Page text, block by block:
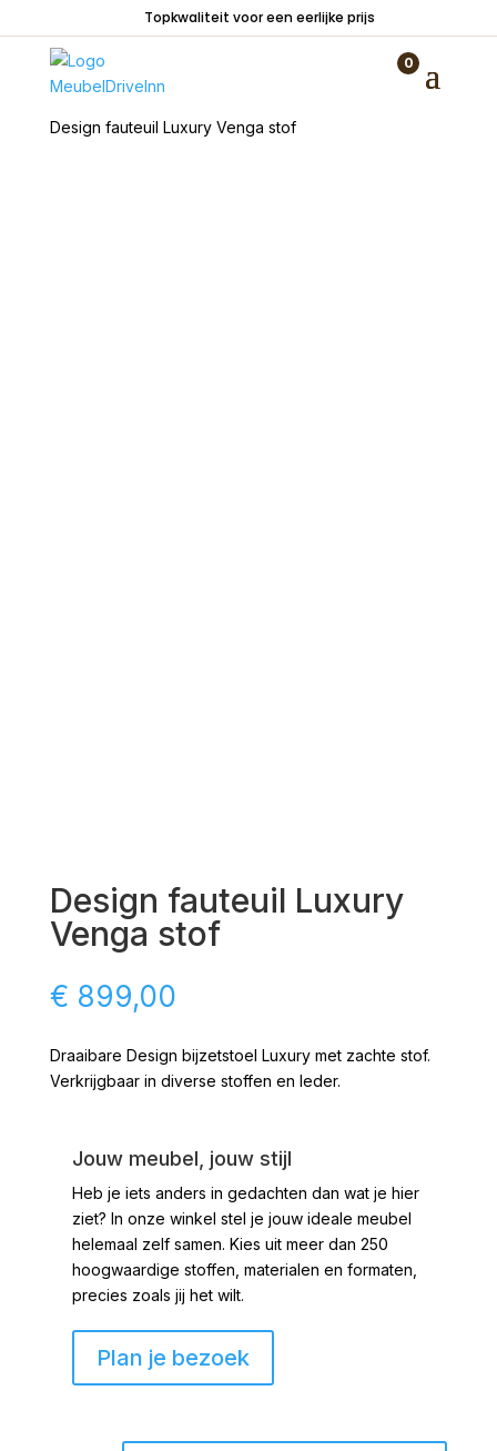
Topkwaliteit voor een eerlijke prijs
0
Design fauteuil Luxury Venga stof
Design fauteuil Luxury
Venga stof
€ 899,00
Draaibare Design bijzetstoel Luxury met zachte stof.
Verkrijgbaar in diverse stoffen en leder.
Jouw meubel, jouw stijl
Heb je iets anders in gedachten dan wat je hier
ziet? In onze winkel stel je jouw ideale meubel
helemaal zelf samen. Kies uit meer dan 250
hoogwaardige stoffen, materialen en formaten,
precies zoals jij het wilt.
Plan je bezoek